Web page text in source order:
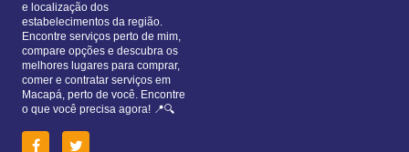
e localização dos
estabelecimentos da região.
Encontre serviços perto de mim,
compare opções e descubra os
melhores lugares para comprar,
comer e contratar serviços em
Macapá, perto de você. Encontre
o que você precisa agora! 📍🔍